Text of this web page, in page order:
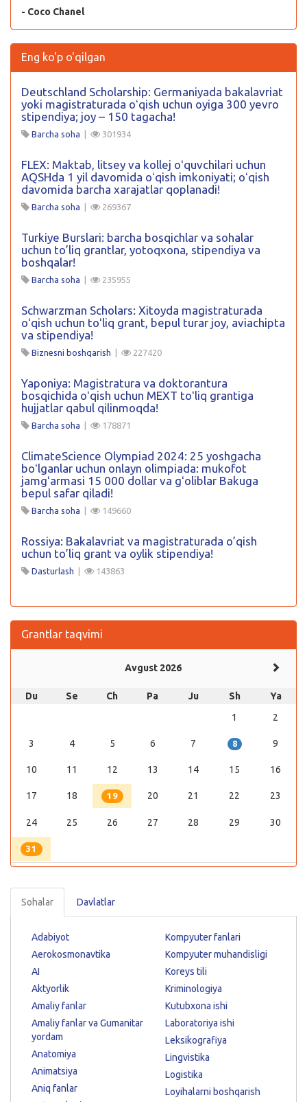
- Coco Chanel
Eng ko'p o'qilgan
Deutschland Scholarship: Germaniyada bakalavriat
yoki magistraturada oʻqish uchun oyiga 300 yevro
stipendiya; joy – 150 tagacha!
Barcha soha | 301934
FLEX: Maktab, litsey va kollej oʻquvchilari uchun
AQSHda 1 yil davomida oʻqish imkoniyati; oʻqish
davomida barcha xarajatlar qoplanadi!
Barcha soha | 269367
Turkiye Burslari: barcha bosqichlar va sohalar
uchun to’liq grantlar, yotoqxona, stipendiya va
boshqalar!
Barcha soha | 235955
Schwarzman Scholars: Xitoyda magistraturada
oʻqish uchun toʻliq grant, bepul turar joy, aviachipta
va stipendiya!
Biznesni boshqarish | 227420
Yaponiya: Magistratura va doktorantura
bosqichida oʻqish uchun MEXT toʻliq grantiga
hujjatlar qabul qilinmoqda!
Barcha soha | 178871
ClimateScience Olympiad 2024: 25 yoshgacha
boʻlganlar uchun onlayn olimpiada: mukofot
jamgʻarmasi 15 000 dollar va gʻoliblar Bakuga
bepul safar qiladi!
Barcha soha | 149660
Rossiya: Bakalavriat va magistraturada o’qish
uchun to’liq grant va oylik stipendiya!
Dasturlash | 143863
Grantlar taqvimi
Avgust 2026
Du Se Ch Pa Ju Sh
Ya
1
2
3 4 5 6 7 8 9
10 11 12 13 14 15 16
17 18 19 20 21 22 23
24 25 26 27 28 29 30
31
Sohalar Davlatlar
Adabiyot
Aerokosmonavtika
AI
Aktyorlik
Amaliy fanlar
Amaliy fanlar va Gumanitar
yordam
Anatomiya
Animatsiya
Aniq fanlar
Kompyuter fanlari
Kompyuter muhandisligi
Koreys tili
Kriminologiya
Kutubxona ishi
Laboratoriya ishi
Leksikografiya
Lingvistika
Logistika
Loyihalarni boshqarish